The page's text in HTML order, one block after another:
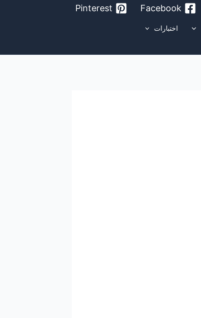
Facebook
Pinterest
اختبارات